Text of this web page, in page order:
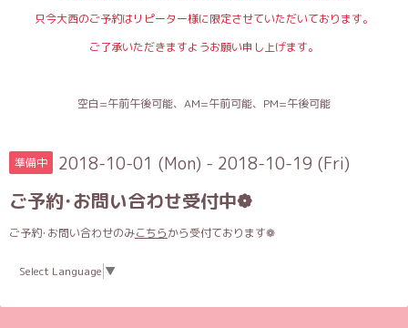
只今大西のご予約はリピーター様に限定させていただいております。
ご了承いただきますようお願い申し上げます。
空白=午前午後可能、AM=午前可能、PM=午後可能
準備中 2018-10-01 (Mon) - 2018-10-19 (Fri)
ご予約･お問い合わせ受付中❁
ご予約･お問い合わせのみこちらから受付ております❁
Select Language ▼